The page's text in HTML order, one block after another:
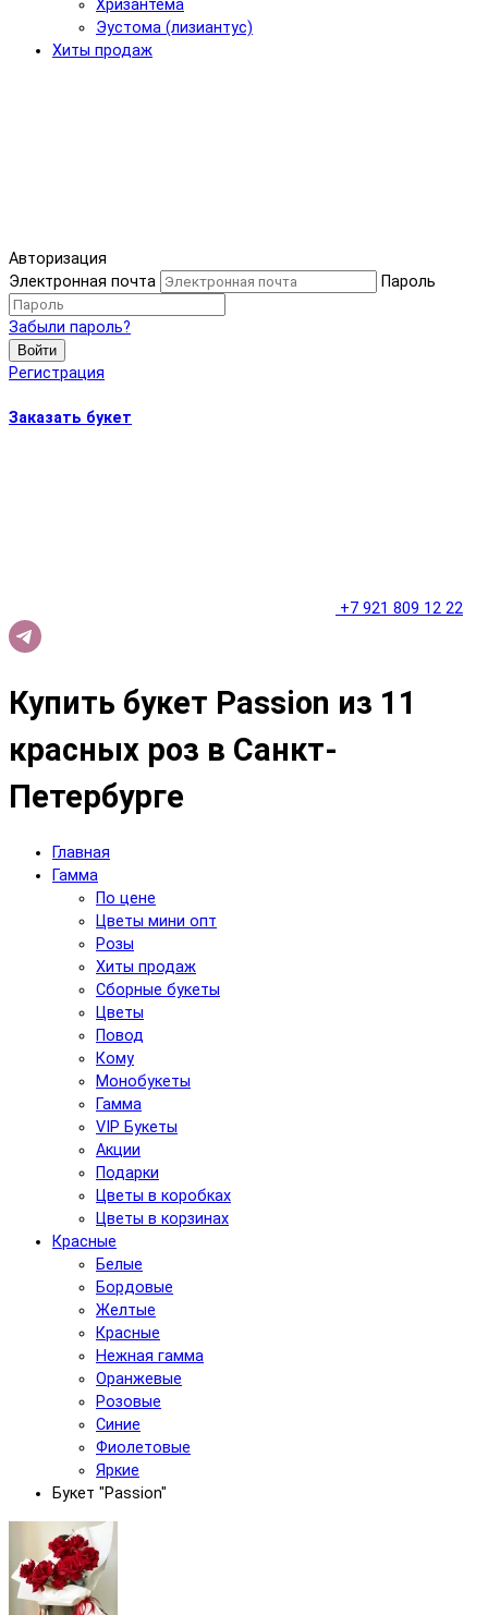
Хризантема
Эустома (лизиантус)
Хиты продаж
Авторизация
Электронная почта
Пароль
Забыли пароль?
Войти
Регистрация
Заказать букет
+7 921 809 12 22
Купить букет Passion из 11
красных роз в Санкт-
Петербурге
Главная
Гамма
По цене
Цветы мини опт
Розы
Хиты продаж
Сборные букеты
Цветы
Повод
Кому
Монобукеты
Гамма
VIP Букеты
Акции
Подарки
Цветы в коробках
Цветы в корзинах
Красные
Белые
Бордовые
Желтые
Красные
Нежная гамма
Оранжевые
Розовые
Синие
Фиолетовые
Яркие
Букет "Passion"